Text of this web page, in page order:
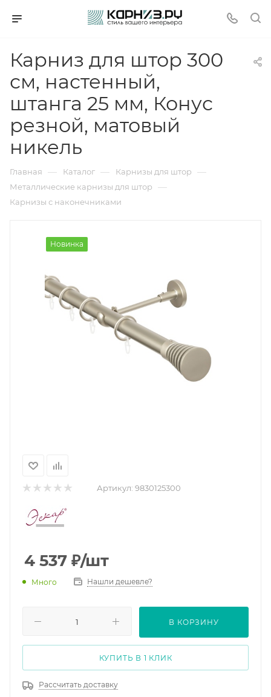
Карниз для штор 300
см, настенный,
штанга 25 мм, Конус
резной, матовый
никель
Главная — Каталог — Карнизы для штор —
Металлические карнизы для штор —
Карнизы с наконечниками
Новинка
Артикул: 9830125300
4 537 ₽/шт
Много Нашли дешевле?
В КОРЗИНУ
КУПИТЬ В 1 КЛИК
Рассчитать доставку